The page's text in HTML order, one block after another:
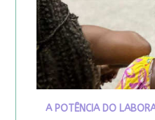
A POTÊNCIA DO